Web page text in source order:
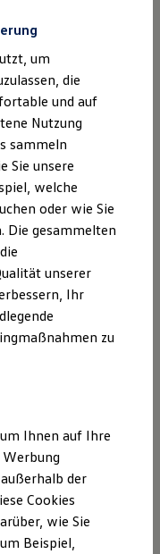
Nutzfahrzeuge
Buzz
Transporter/Caravelle
Amarok
Modelle
eHybrid
plus 0,5
E ext.aufl.
Reihe
um
die
und auf
Nutzung
sammeln
Sie unsere
welche
oder wie Sie
Die gesammelten
unserer
Ihr
zu
Ihnen auf Ihre
der
Cookies
wie Sie
Beispiel,